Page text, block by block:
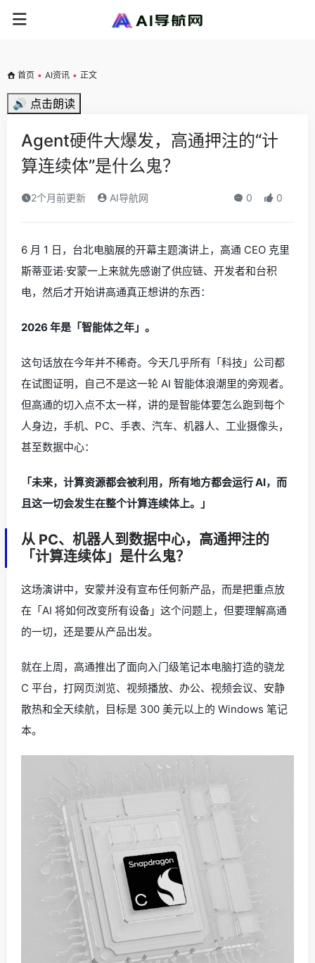
首页 • AI资讯 • 正文
🔊 点击朗读
Agent硬件大爆发，高通押注的“计
算连续体”是什么鬼？
2个月前更新 AI导航网 0 0
6 月 1 日，台北电脑展的开幕主题演讲上，高通 CEO 克里
斯蒂亚诺·安蒙一上来就先感谢了供应链、开发者和台积
电，然后才开始讲高通真正想讲的东西：
2026 年是「智能体之年」。
这句话放在今年并不稀奇。今天几乎所有「科技」公司都
在试图证明，自己不是这一轮 AI 智能体浪潮里的旁观者。
但高通的切入点不太一样，讲的是智能体要怎么跑到每个
人身边，手机、PC、手表、汽车、机器人、工业摄像头，
甚至数据中心：
「未来，计算资源都会被利用，所有地方都会运行 AI，而
且这一切会发生在整个计算连续体上。」
从 PC、机器人到数据中心，高通押注的
「计算连续体」是什么鬼？
这场演讲中，安蒙并没有宣布任何新产品，而是把重点放
在「AI 将如何改变所有设备」这个问题上，但要理解高通
的一切，还是要从产品出发。
就在上周，高通推出了面向入门级笔记本电脑打造的骁龙
C 平台，打网页浏览、视频播放、办公、视频会议、安静
散热和全天续航，目标是 300 美元以上的 Windows 笔记
本。